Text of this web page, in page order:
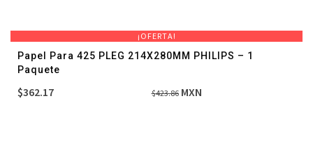
¡OFERTA!
Papel Para 425 PLEG 214X280MM PHILIPS – 1
Paquete
$423.86 El
$362.17
El
MXN